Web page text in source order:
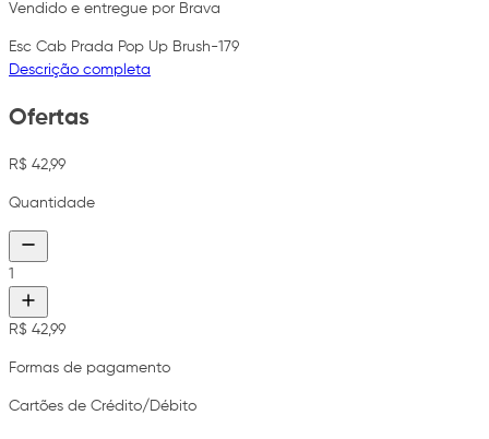
Vendido e entregue por Brava
Esc Cab Prada Pop Up Brush-179
Descrição completa
Ofertas
R$ 42,99
Quantidade
1
R$ 42,99
Formas de pagamento
Cartões de Crédito/Débito